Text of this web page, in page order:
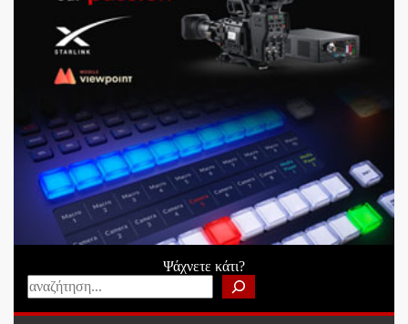
Ψάχνετε κάτι?